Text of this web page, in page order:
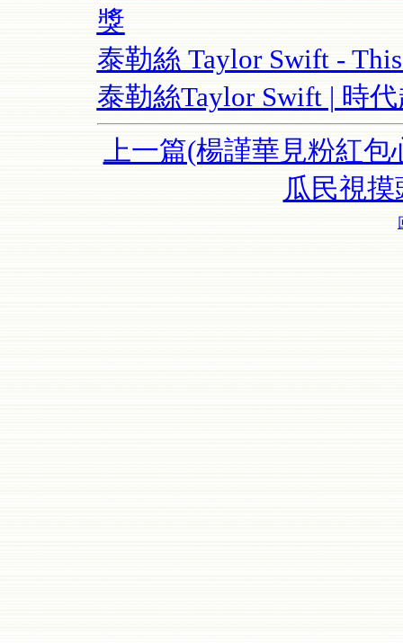
獎
泰勒絲 Taylor Swift -
泰勒絲Taylor Swift | 時
上一篇(楊謹華見粉紅包
瓜民視